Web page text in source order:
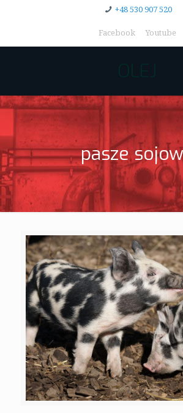
+48 530 907 520
Facebook Youtube
OLEJ
pasze